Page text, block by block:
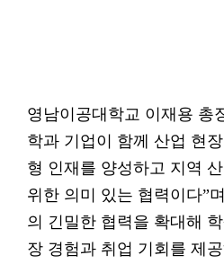
영남이공대학교 이재용 총
학과 기업이 함께 산업 현
형 인재를 양성하고 지역
위한 의미 있는 협력이다”
의 긴밀한 협력을 확대해
장 경험과 취업 기회를 제